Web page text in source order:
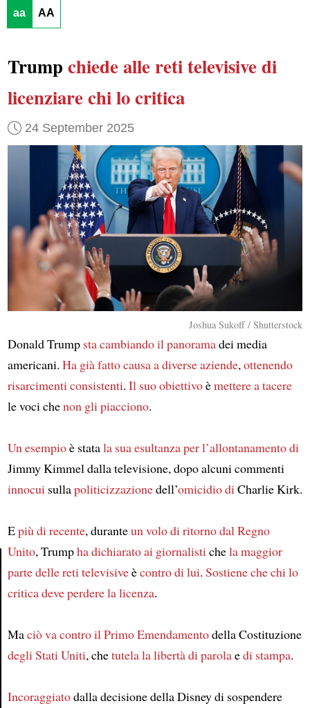
Article
aa AA
Trump chiede alle reti televisive di
licenziarechi lo critica
24 September 2025
Joshua Sukoff / Shutterstock
Donald Trump sta cambiandoil panoramadei media
americani. Ha già fatto causa adiverse aziende,ottenendo
risarcimenti consistenti. Il suo obiettivoèmettere a tacere
le voci chenon gli piacciono.
Un esempioè statala sua esultanza perl’allontanamento di
Jimmy Kimmel dalla televisione, dopo alcuni commenti
innocuisullapoliticizzazionedell’omicidio diCharlie Kirk.
Epiù di recente, duranteun volo di ritorno dalRegno
Unito, Trumpha dichiarato ai giornalistichela maggior
parte dellereti televisiveècontro di lui. Sostiene chechi lo
criticadeve perdere la licenza.
Maciò va controil Primo Emendamentodella Costituzione
degli Stati Uniti, chetutelala libertà di parolaedi stampa.
Incoraggiatodalla decisione della Disney di sospendere